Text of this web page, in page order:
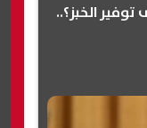
الخبز؟..